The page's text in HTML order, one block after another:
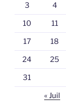
3 4
10 11
17 18
24 25
31
« Juil